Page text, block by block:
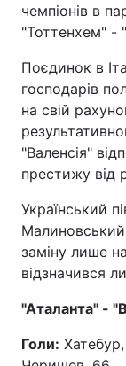
чемпіонів в
"Тоттенхем" -
Поєдинок в
господарів
на свій
"Валенсія"
престижу від
Український
заміну лише
відзначився
"Аталанта" -
Голи: